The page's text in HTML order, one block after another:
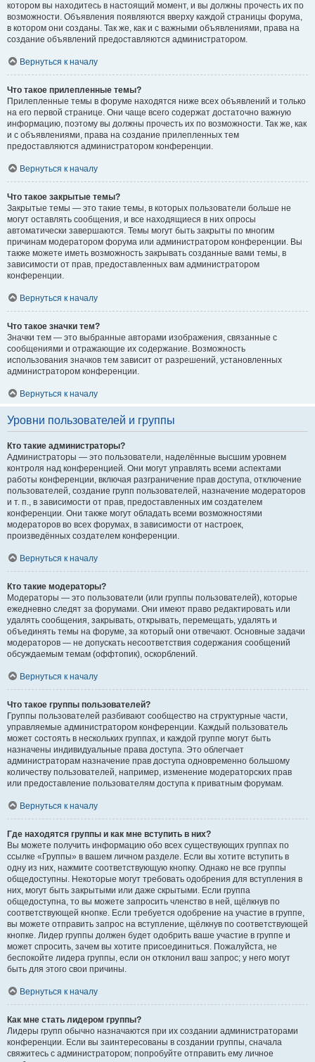
котором вы находитесь в настоящий момент, и вы должны прочесть их по
возможности. Объявления появляются вверху каждой страницы форума,
в котором они созданы. Так же, как и с важными объявлениями, права на
создание объявлений предоставляются администратором.
Вернуться к началу
Что такое прилепленные темы?
Прилепленные темы в форуме находятся ниже всех объявлений и только
на его первой странице. Они чаще всего содержат достаточно важную
информацию, поэтому вы должны прочесть их по возможности. Так же, как
и с объявлениями, права на создание прилепленных тем
предоставляются администратором конференции.
Вернуться к началу
Что такое закрытые темы?
Закрытые темы — это такие темы, в которых пользователи больше не
могут оставлять сообщения, и все находящиеся в них опросы
автоматически завершаются. Темы могут быть закрыты по многим
причинам модератором форума или администратором конференции. Вы
также можете иметь возможность закрывать созданные вами темы, в
зависимости от прав, предоставленных вам администратором
конференции.
Вернуться к началу
Что такое значки тем?
Значки тем — это выбранные авторами изображения, связанные с
сообщениями и отражающие их содержание. Возможность
использования значков тем зависит от разрешений, установленных
администратором конференции.
Вернуться к началу
Уровни пользователей и группы
Кто такие администраторы?
Администраторы — это пользователи, наделённые высшим уровнем
контроля над конференцией. Они могут управлять всеми аспектами
работы конференции, включая разграничение прав доступа, отключение
пользователей, создание групп пользователей, назначение модераторов
и т. п., в зависимости от прав, предоставленных им создателем
конференции. Они также могут обладать всеми возможностями
модераторов во всех форумах, в зависимости от настроек,
произведённых создателем конференции.
Вернуться к началу
Кто такие модераторы?
Модераторы — это пользователи (или группы пользователей), которые
ежедневно следят за форумами. Они имеют право редактировать или
удалять сообщения, закрывать, открывать, перемещать, удалять и
объединять темы на форуме, за который они отвечают. Основные задачи
модераторов — не допускать несоответствия содержания сообщений
обсуждаемым темам (оффтопик), оскорблений.
Вернуться к началу
Что такое группы пользователей?
Группы пользователей разбивают сообщество на структурные части,
управляемые администратором конференции. Каждый пользователь
может состоять в нескольких группах, и каждой группе могут быть
назначены индивидуальные права доступа. Это облегчает
администраторам назначение прав доступа одновременно большому
количеству пользователей, например, изменение модераторских прав
или предоставление пользователям доступа к приватным форумам.
Вернуться к началу
Где находятся группы и как мне вступить в них?
Вы можете получить информацию обо всех существующих группах по
ссылке «Группы» в вашем личном разделе. Если вы хотите вступить в
одну из них, нажмите соответствующую кнопку. Однако не все группы
общедоступны. Некоторые могут требовать одобрения для вступления в
них, могут быть закрытыми или даже скрытыми. Если группа
общедоступна, то вы можете запросить членство в ней, щёлкнув по
соответствующей кнопке. Если требуется одобрение на участие в группе,
вы можете отправить запрос на вступление, щёлкнув по соответствующей
кнопке. Лидер группы должен будет одобрить ваше участие в группе и
может спросить, зачем вы хотите присоединиться. Пожалуйста, не
беспокойте лидера группы, если он отклонил ваш запрос; у него могут
быть для этого свои причины.
Вернуться к началу
Как мне стать лидером группы?
Лидеры групп обычно назначаются при их создании администраторами
конференции. Если вы заинтересованы в создании группы, сначала
свяжитесь с администратором; попробуйте отправить ему личное